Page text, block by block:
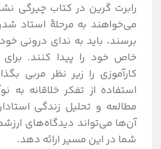
رابرت گرین در کتاب چیرگی
می‌خواهند به مرحلۀ استاد
برسند، باید به ندای درونی
خاص خود را پیدا کنند. برای
کارآموزی را زیر نظر مربی
استفاده از تفکر خلاقانه به
مطالعه و تحلیل زندگی
آن‌ها می‌تواند دیدگاه‌های
شما در این مسیر ارائه دهد.